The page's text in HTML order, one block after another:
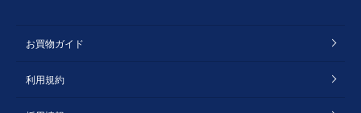
お買物ガイド
利用規約